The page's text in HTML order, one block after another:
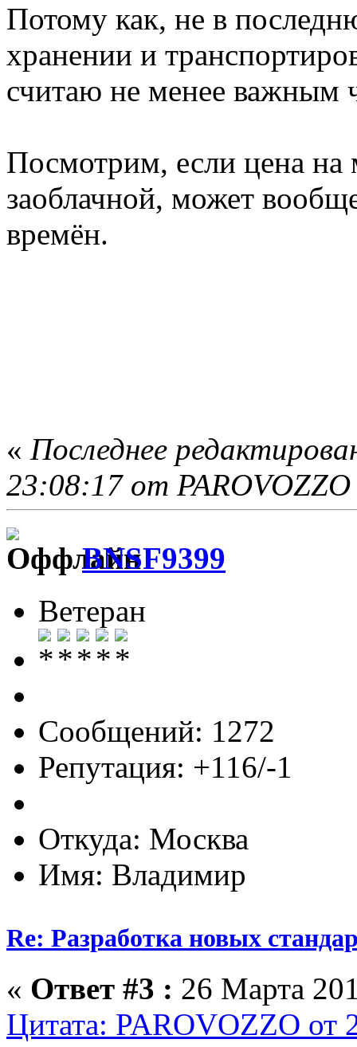
Потому как, не в
хранении и
считаю не менее важным
Посмотрим, если цена на
заоблачной, может
времён.
« Последнее
23:08:17 от PAROVOZZO
BNSF9399
Ветеран
Сообщений: 1272
Репутация: +116/-1
Откуда: Москва
Имя: Владимир
Re: Разработка новых
« Ответ #3 : 26 Марта
Цитата: PAROVOZZO от